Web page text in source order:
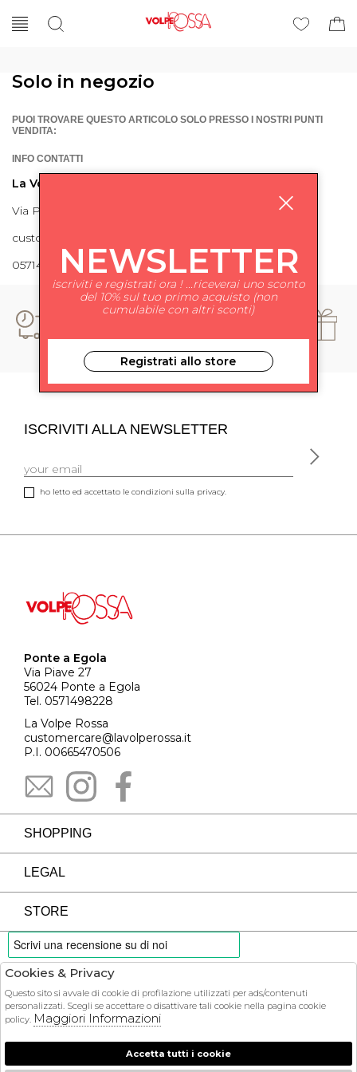
Solo in negozio
PUOI TROVARE QUESTO ARTICOLO SOLO PRESSO I NOSTRI PUNTI
VENDITA:
INFO CONTATTI
La Volpe Rossa
Via Piave 27 56024 Ponte a Egola
customercare@lavolperossa.it
0571498228
ISCRIVITI ALLA NEWSLETTER
ho letto ed accettato le condizioni sulla privacy.
Ponte a Egola
Via Piave 27
56024 Ponte a Egola
Tel. 0571498228
La Volpe Rossa
customercare@lavolperossa.it
P.I. 00665470506
SHOPPING
LEGAL
STORE
PAYMENTS
COURIER
NEWSLETTER
iscriviti e registrati ora ! ...riceverai uno sconto
del 10% sul tuo primo acquisto (non
cumulabile con altri sconti)
Registrati allo store
Cookies & Privacy
Questo sito si avvale di cookie di profilazione utilizzati per ads/contenuti
personalizzati. Scegli se accettare o disattivare tali cookie nella pagina cookie
policy. Maggiori Informazioni
Accetta tutti i cookie